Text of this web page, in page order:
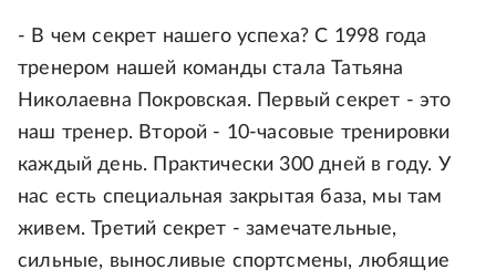
- В чем секрет нашего успеха? С 1998 года
тренером нашей команды стала Татьяна
Николаевна Покровская. Первый секрет - это
наш тренер. Второй - 10-часовые тренировки
каждый день. Практически 300 дней в году. У
нас есть специальная закрытая база, мы там
живем. Третий секрет - замечательные,
сильные, выносливые спортсмены, любящие